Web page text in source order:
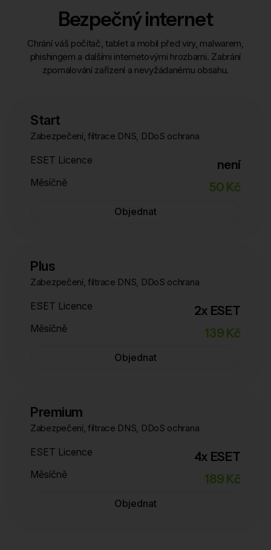
Bezpečný internet
Chrání váš počítač, tablet a mobil před viry, malwarem,
phishingem a dalšími internetovými hrozbami. Zabrání
zpomalování zařízení a nevyžádanému obsahu.
Start
Zabezpečení, filtrace DNS, DDoS ochrana
ESET Licence není
Měsíčně 50 Kč
Objednat
Plus
Zabezpečení, filtrace DNS, DDoS ochrana
ESET Licence 2x ESET
Měsíčně 139 Kč
Objednat
Premium
Zabezpečení, filtrace DNS, DDoS ochrana
ESET Licence 4x ESET
Měsíčně 189 Kč
Objednat